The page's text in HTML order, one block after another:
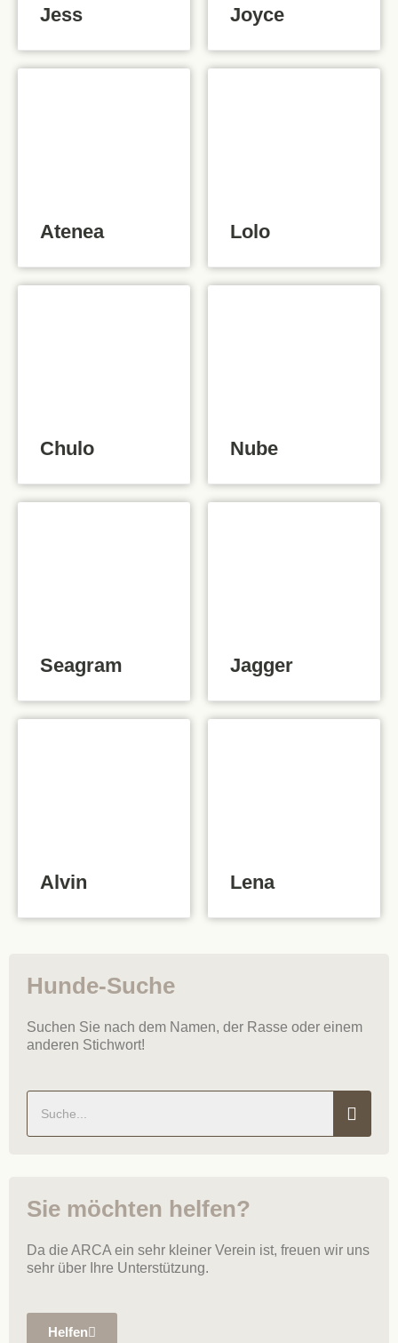
Hunde-Suche
Suchen Sie nach dem Namen, der Rasse oder einem
anderen Stichwort!
Sie möchten helfen?
Da die ARCA ein sehr kleiner Verein ist, freuen wir uns
sehr über Ihre Unterstützung.
Helfen
Jess Joyce
Atenea Lolo
Chulo Nube
Seagram Jagger
Alvin Lena